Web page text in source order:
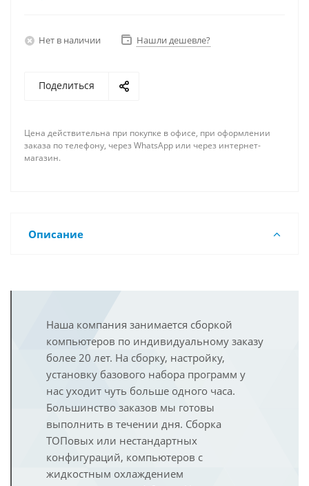
Нет в наличии Нашли дешевле?
Поделиться
Цена действительна при покупке в офисе, при оформлении
заказа по телефону, через WhatsApp или через интернет-
магазин.
Описание
Наша компания занимается сборкой
компьютеров по индивидуальному заказу
более 20 лет. На сборку, настройку,
установку базового набора программ у
нас уходит чуть больше одного часа.
Большинство заказов мы готовы
выполнить в течении дня. Сборка
ТОПовых или нестандартных
конфигураций, компьютеров с
жидкостным охлаждением